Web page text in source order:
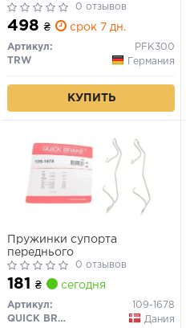
0 отзывов
498 ₴ срок 7 дн.
Артикул:
PFK300
TRW
Германия
КУПИТЬ
Пружинки супорта
переднього
0 отзывов
181 ₴ сегодня
Артикул:
109-1678
QUICK BRAKE
Дания